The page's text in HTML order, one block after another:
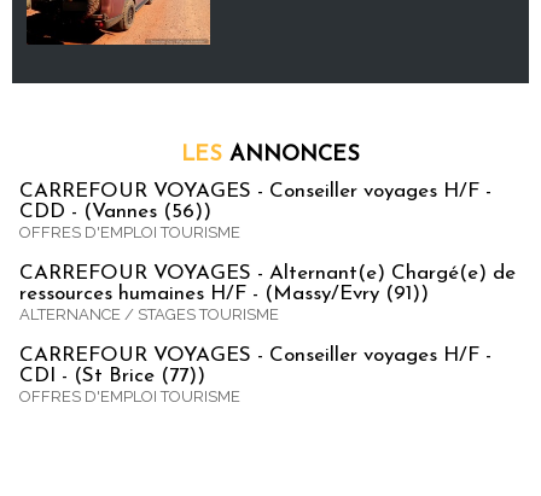
LES ANNONCES
CARREFOUR VOYAGES - Conseiller voyages H/F -
CDD - (Vannes (56))
OFFRES D'EMPLOI TOURISME
CARREFOUR VOYAGES - Alternant(e) Chargé(e) de
ressources humaines H/F - (Massy/Evry (91))
ALTERNANCE / STAGES TOURISME
CARREFOUR VOYAGES - Conseiller voyages H/F -
CDI - (St Brice (77))
OFFRES D'EMPLOI TOURISME